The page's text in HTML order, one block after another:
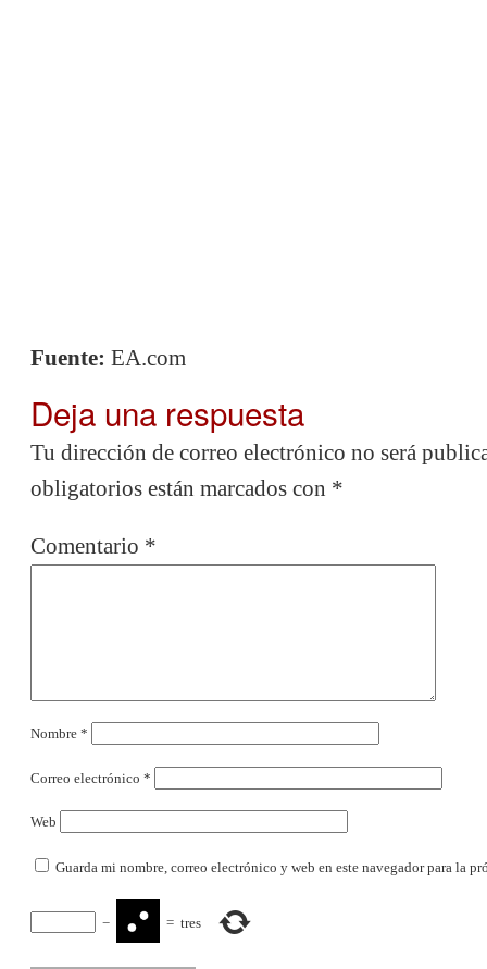
Fuente: EA.com
Deja una respuesta
Tu dirección de correo electrónico no será
obligatorios están marcados con *
Comentario *
Nombre *
Correo electrónico *
Web
Guarda mi nombre, correo electrónico y web en este navegador para la
− = tres